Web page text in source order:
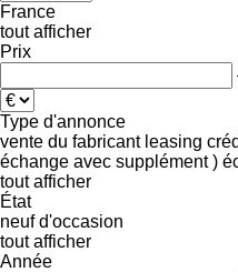
France
tout afficher
Prix
Type d'annonce
vente du fabricant leasing
échange avec supplément )
tout afficher
État
neuf d'occasion
tout afficher
Année